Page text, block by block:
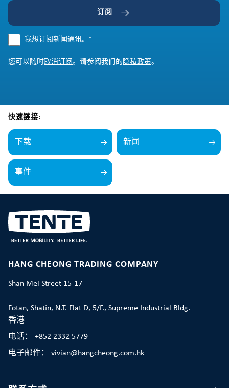
订阅
我想订阅新闻通讯。*
您可以随时取消订阅 。请参阅我们的 隐私政策。
快速链接:
下载 新闻
事件
HANG CHEONG TRADING COMPANY
Shan Mei Street 15-17
Fotan, Shatin, N.T. Flat D, 5/F., Supreme Industrial Bldg.
香港
电话： +852 2332 5779
电子邮件： vivian@hangcheong.com.hk